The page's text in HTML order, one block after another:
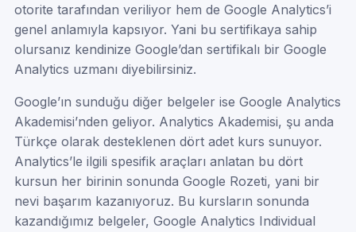
otorite tarafından veriliyor hem de Google Analytics’i
genel anlamıyla kapsıyor. Yani bu sertifikaya sahip
olursanız kendinize Google’dan sertifikalı bir Google
Analytics uzmanı diyebilirsiniz.
Google’ın sunduğu diğer belgeler ise Google Analytics
Akademisi’nden geliyor. Analytics Akademisi, şu anda
Türkçe olarak desteklenen dört adet kurs sunuyor.
Analytics’le ilgili spesifik araçları anlatan bu dört
kursun her birinin sonunda Google Rozeti, yani bir
nevi başarım kazanıyoruz. Bu kursların sonunda
kazandığımız belgeler, Google Analytics Individual